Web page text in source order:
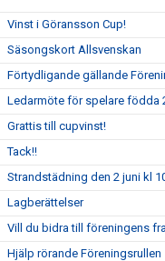
Vinst i Göransson Cup!
Säsongskort Allsvenskan
Förtydligande gällande
Ledarmöte för spelare födda
Grattis till cupvinst!
Tack!!
Strandstädning den 2 juni kl
Lagberättelser
Vill du bidra till föreningens
Hjälp rörande Föreningsrullen